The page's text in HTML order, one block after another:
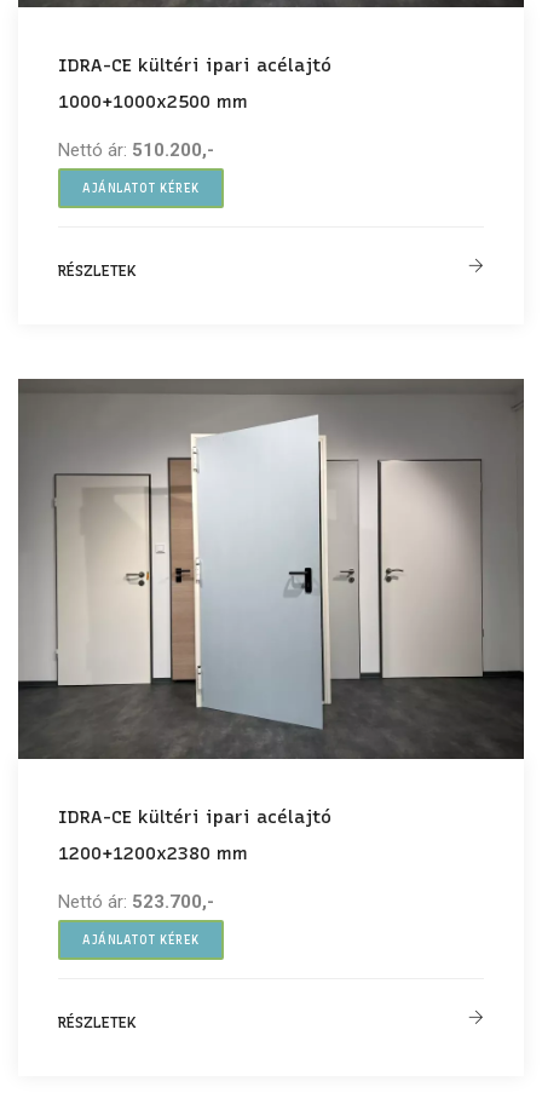
IDRA-CE kültéri ipari acélajtó
1000+1000x2500 mm
Nettó ár: 510.200,-
AJÁNLATOT KÉREK
RÉSZLETEK
IDRA-CE kültéri ipari acélajtó
1200+1200x2380 mm
Nettó ár: 523.700,-
AJÁNLATOT KÉREK
RÉSZLETEK